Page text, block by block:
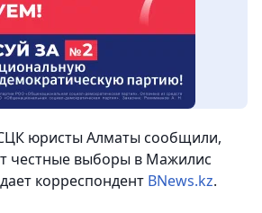
юристы Алматы сообщили,
честные выборы в Мажилис
корреспондент BNews.kz.